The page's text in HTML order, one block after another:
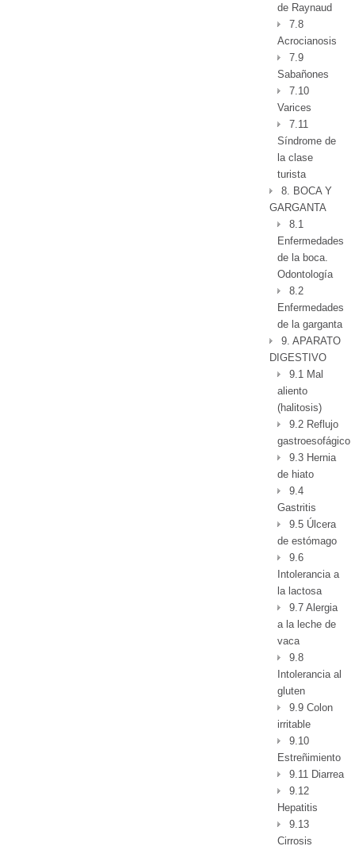
de Raynaud
7.8
Acrocianosis
7.9
Sabañones
7.10
Varices
7.11
Síndrome de
la clase
turista
8. BOCA Y
GARGANTA
8.1
Enfermedades
de la boca.
Odontología
8.2
Enfermedades
de la garganta
9. APARATO
DIGESTIVO
9.1 Mal
aliento
(halitosis)
9.2 Reflujo
gastroesofágico
9.3 Hernia
de hiato
9.4
Gastritis
9.5 Úlcera
de estómago
9.6
Intolerancia a
la lactosa
9.7 Alergia
a la leche de
vaca
9.8
Intolerancia al
gluten
9.9 Colon
irritable
9.10
Estreñimiento
9.11 Diarrea
9.12
Hepatitis
9.13
Cirrosis